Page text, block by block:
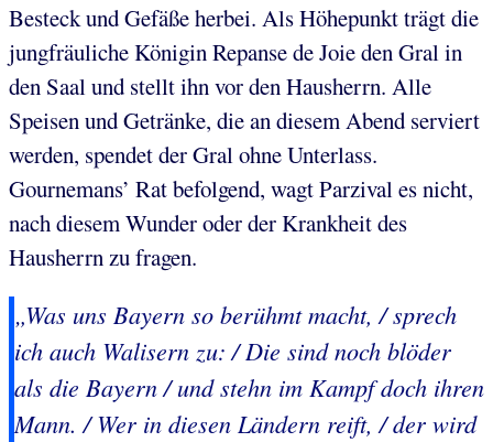
Besteck und Gefäße herbei. Als Höhepunkt trägt die
jungfräuliche Königin Repanse de Joie den Gral in
den Saal und stellt ihn vor den Hausherrn. Alle
Speisen und Getränke, die an diesem Abend serviert
werden, spendet der Gral ohne Unterlass.
Gournemans’ Rat befolgend, wagt Parzival es nicht,
nach diesem Wunder oder der Krankheit des
Hausherrn zu fragen.
„Was uns Bayern so berühmt macht, / sprech
ich auch Walisern zu: / Die sind noch blöder
als die Bayern / und stehn im Kampf doch ihren
Mann. / Wer in diesen Ländern reift, / der wird